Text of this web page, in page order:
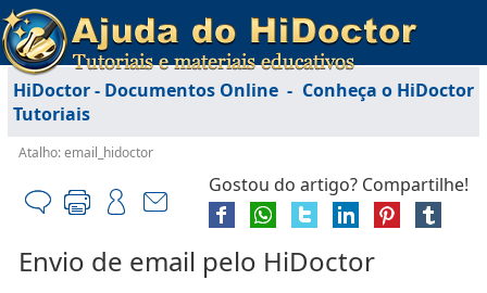
Conheça o HiDoctor
HiDoctor - Documentos Online -
Tutoriais
Atalho: email_hidoctor
Gostou do artigo? Compartilhe!
Envio de email pelo HiDoctor